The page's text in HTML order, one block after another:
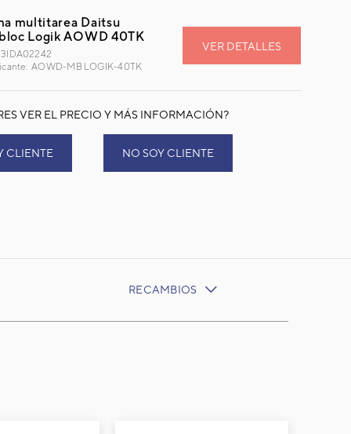
multitarea Daitsu
Logik AOWD 40TK
AOWD-MB LOGIK-40TK
VER DETALLES
VER EL PRECIO Y MÁS INFORMACIÓN?
CLIENTE NO SOY CLIENTE
RECAMBIOS